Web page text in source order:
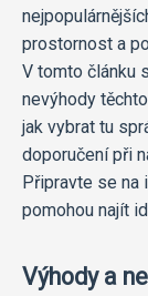
prostornost a
V tomto článku
nevýhody
jak vybrat tu
doporučení při
Připravte se na
pomohou najít
Výhody a